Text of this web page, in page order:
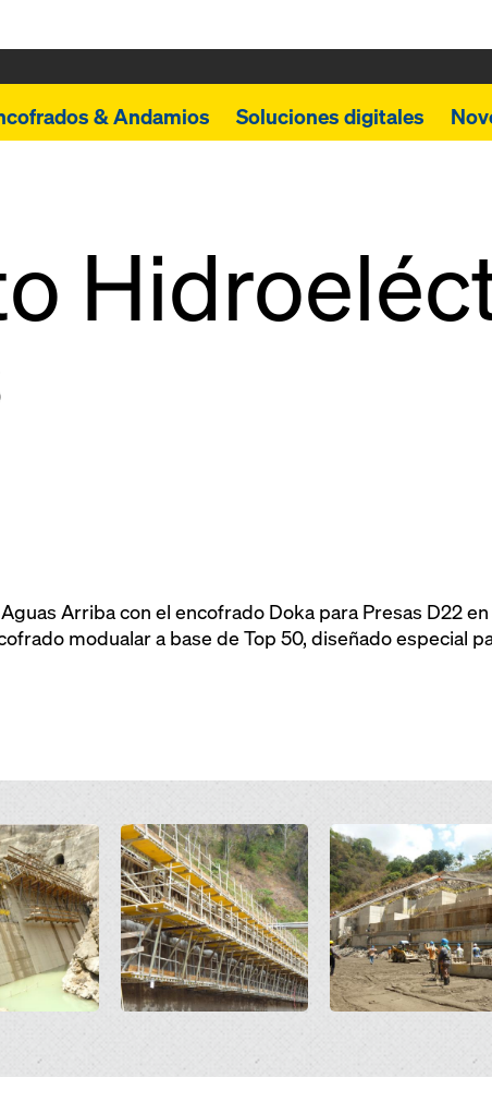
& Andamios Soluciones digitales
Arriba con el encofrado Doka para Presas D22
modualar a base de Top 50, diseñado especial
Open Open